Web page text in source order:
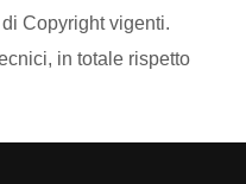
Copyright vigenti.
in totale rispetto